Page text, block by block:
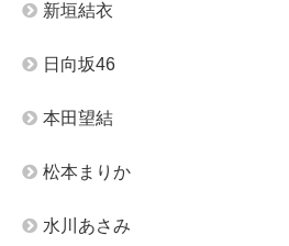
新垣結衣
日向坂46
本田望結
松本まりか
水川あさみ